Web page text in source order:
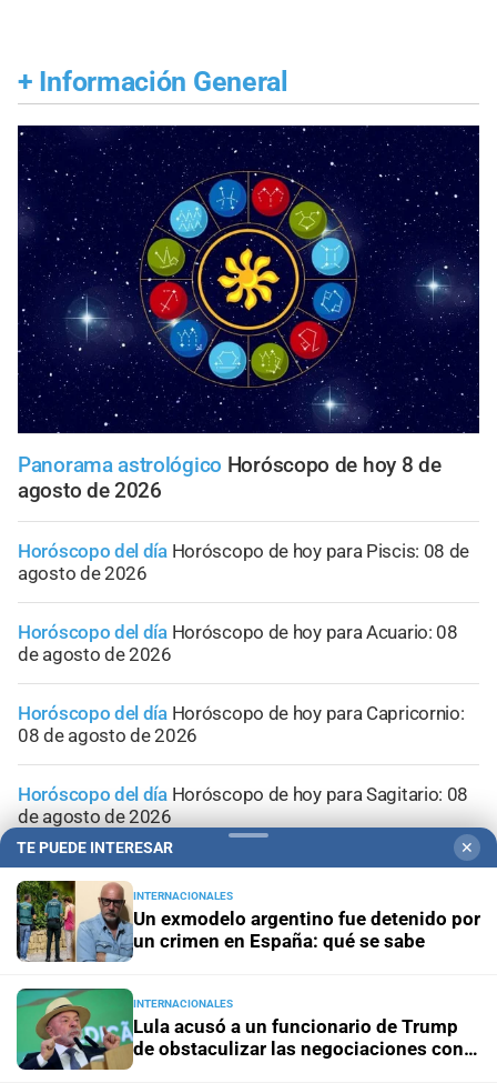
+ Información General
Panorama astrológico Horóscopo de hoy 8 de
agosto de 2026
Horóscopo del día Horóscopo de hoy para Piscis: 08 de
agosto de 2026
Horóscopo del día Horóscopo de hoy para Acuario: 08
de agosto de 2026
Horóscopo del día Horóscopo de hoy para Capricornio:
08 de agosto de 2026
Horóscopo del día Horóscopo de hoy para Sagitario: 08
de agosto de 2026
TE PUEDE INTERESAR ✕
INTERNACIONALES
Un exmodelo argentino fue detenido por
un crimen en España: qué se sabe
INTERNACIONALES
Lula acusó a un funcionario de Trump
de obstaculizar las negociaciones con